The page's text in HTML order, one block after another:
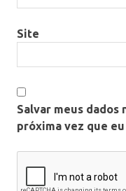
Site
Salvar meus dados
próxima vez que